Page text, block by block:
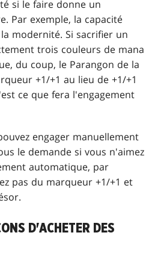
si le faire donne un
Par exemple, la capacité
modernité. Si sacrifier un
trois couleurs de mana
du coup, le Parangon de la
+1/+1 au lieu de +1/+1
ce que fera l'engagement
engager manuellement
le demande si vous n'aimez
automatique, par
pas du marqueur +1/+1 et
D'ACHETER DES